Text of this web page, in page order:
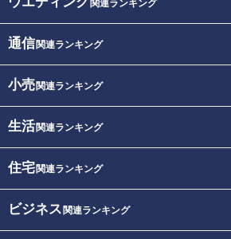
関連ランキング
通信関連ランキング
小売関連ランキング
生活関連ランキング
住宅関連ランキング
ビジネス 関連ランキング